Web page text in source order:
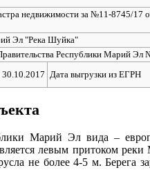
недвижимости за №11-8745/17
Эл "Река Шуйка"
Республики Марий Эл
30.10.2017 Дата выгрузки из ЕГРН
Марий Эл вида –
левым притоком
не более 4-5 м. Берега